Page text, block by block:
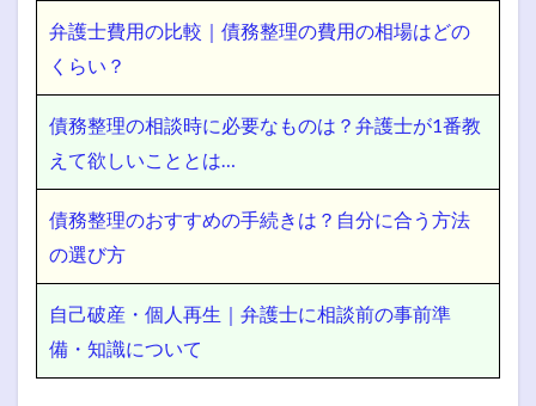
弁護士費用の比較｜債務整理の費用の相場はどの
くらい？
債務整理の相談時に必要なものは？弁護士が1番教
えて欲しいこととは…
債務整理のおすすめの手続きは？自分に合う方法
の選び方
自己破産・個人再生｜弁護士に相談前の事前準
備・知識について